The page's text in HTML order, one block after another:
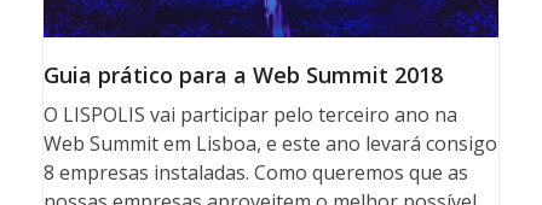
Guia prático para a Web Summit 2018
O LISPOLIS vai participar pelo terceiro ano na
Web Summit em Lisboa, e este ano levará consigo
8 empresas instaladas. Como queremos que as